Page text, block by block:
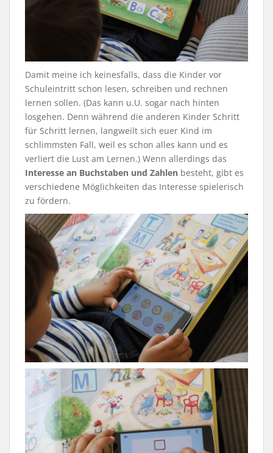
Damit meine ich keinesfalls, dass die Kinder vor
Schuleintritt schon lesen, schreiben und rechnen
lernen sollen. (Das kann u.U. sogar nach hinten
losgehen. Denn während die anderen Kinder Schritt
für Schritt lernen, langweilt sich euer Kind im
schlimmsten Fall, weil es schon alles kann und es
verliert die Lust am Lernen.) Wenn allerdings das
Interesse an Buchstaben und Zahlen besteht, gibt es
verschiedene Möglichkeiten das Interesse spielerisch
zu fördern.